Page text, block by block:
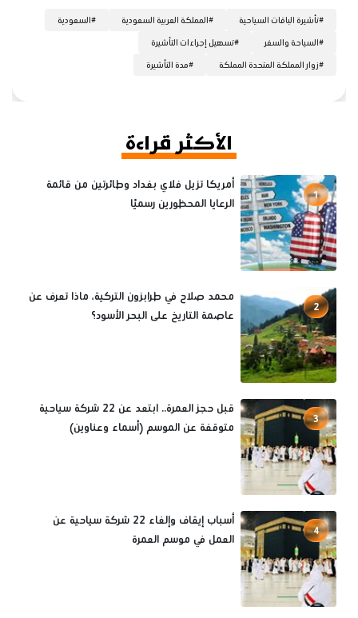
#تأشيرة الباقات السياحية #المملكة العربية السعودية #السعودية
#السياحة والسفر #تسهيل إجراءات التأشيرة
#زوار المملكة المتحدة المملكة #مدة التأشيرة
الأكثر قراءة
1
أمريكا تزيل فلاي بغداد وطائرتين من قائمة
الرعايا المحظورين رسميًا
2
محمد صلاح في طرابزون التركية، ماذا تعرف عن
عاصمة التاريخ على البحر الأسود؟
3
قبل حجز العمرة.. ابتعد عن 22 شركة سياحية
متوقفة عن الموسم (أسماء وعناوين)
4
أسباب إيقاف وإلغاء 22 شركة سياحية عن
العمل في موسم العمرة